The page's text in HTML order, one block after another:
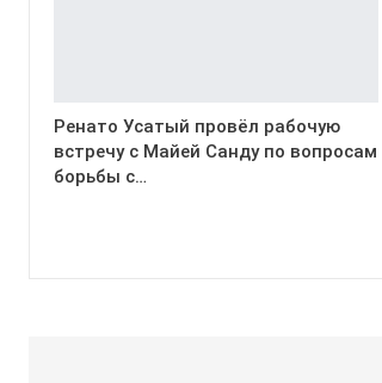
Ренато Усатый провёл рабочую
встречу с Майей Санду по вопросам
борьбы с…